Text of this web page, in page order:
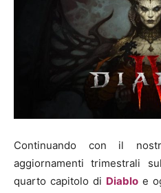
Continuando con il
aggiornamenti trimestrali
quarto capitolo di Diablo e